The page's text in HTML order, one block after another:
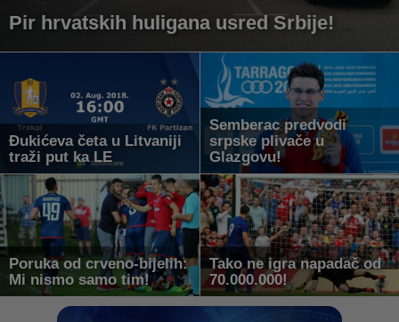
Pir hrvatskih huligana usred Srbije!
Đukićeva četa u Litvaniji
traži put ka LE
Semberac predvodi
srpske plivače u
Glazgovu!
Poruka od crveno-bijelih:
Mi nismo samo tim!
Tako ne igra napadač od
70.000.000!